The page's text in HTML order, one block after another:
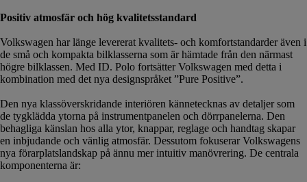
Positiv atmosfär och hög kvalitetsstandard
Volkswagen har länge levererat kvalitets- och komfortstandarder även i
de små och kompakta bilklasserna som är hämtade från den närmast
högre bilklassen. Med ID. Polo fortsätter Volkswagen med detta i
kombination med det nya designspråket ”Pure Positive”.
Den nya klassöverskridande interiören kännetecknas av detaljer som
de tygklädda ytorna på instrumentpanelen och dörrpanelerna. Den
behagliga känslan hos alla ytor, knappar, reglage och handtag skapar
en inbjudande och vänlig atmosfär. Dessutom fokuserar Volkswagens
nya förarplatslandskap på ännu mer intuitiv manövrering. De centrala
komponenterna är: